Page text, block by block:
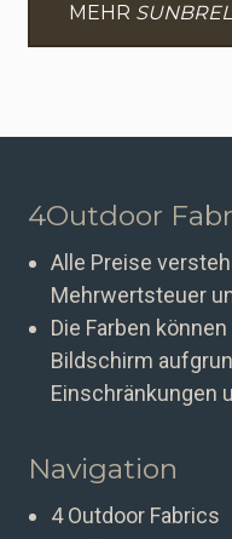
MEHR
4Outdoor
Alle Preise
Mehrwertsteuer
Die Farben
Bildschirm
Einschränkungen
Navigation
4 Outdoor Fabrics